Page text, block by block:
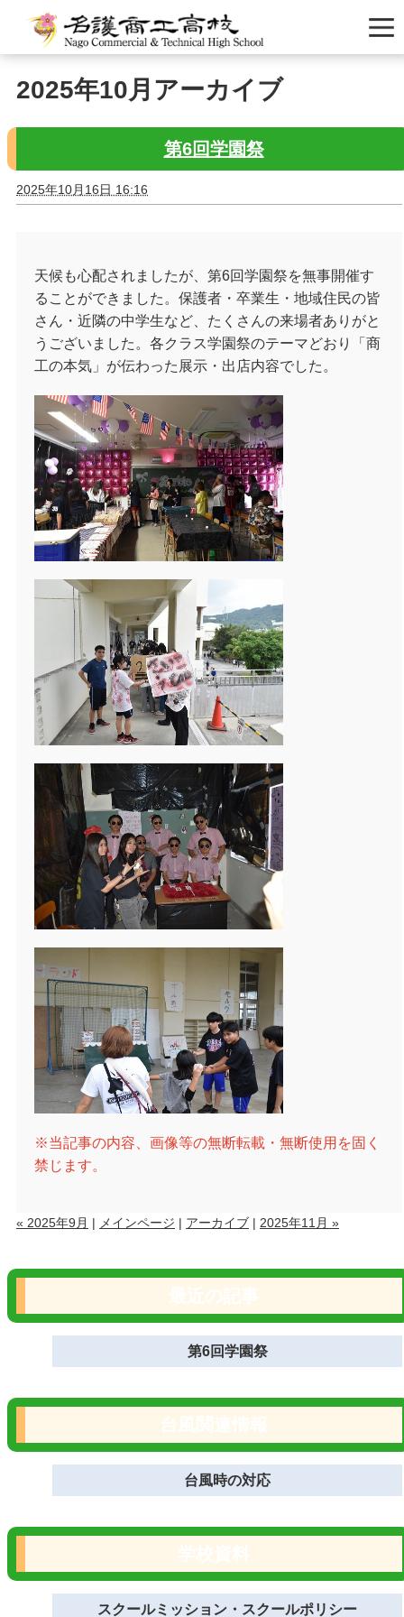
2025年10月アーカイブ
第6回学園祭
2025年10月16日 16:16
天候も心配されましたが、第6回学園祭を無事開催す
ることができました。保護者・卒業生・地域住民の皆
さん・近隣の中学生など、たくさんの来場者ありがと
うございました。各クラス学園祭のテーマどおり「商
工の本気」が伝わった展示・出店内容でした。
※当記事の内容、画像等の無断転載・無断使用を固く
禁じます。
« 2025年9月 | メインページ | アーカイブ | 2025年11月 »
第6回学園祭
台風時の対応
スクールミッション・スクールポリシー